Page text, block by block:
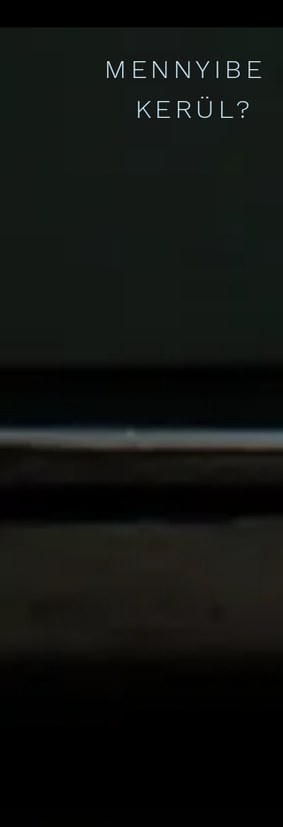
MENNYIBE
KERÜL?